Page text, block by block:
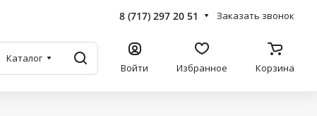
8 (717) 297 20 51 Заказать звонок
Каталог
Войти Избранное Корзина